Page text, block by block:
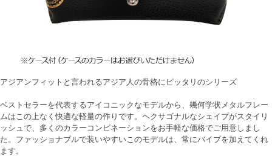
アジアンフィットと言われるアジア人の骨格にピッタリのシリーズ
ベストセラーを代表するアイコニックなモデルから、幾何学状メタルフレー
ムはこの上なく快適な軽量の作りです。ヘクサゴナルなシェイプがスタイリ
ッシュで、多くのカラーコンビネーションをお手軽な価格でご用意しまし
た。ファッショナブルで装いやすいこのモデルは、常にバイブを加えてくれ
ます。